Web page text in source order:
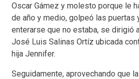
Oscar Gámez y molesto porque le
de año y medio, golpeó las puertas
enterarse que no estaba, se dirigió
José Luis Salinas Ortíz ubicada
hija Jennifer.
Seguidamente, aprovechando que